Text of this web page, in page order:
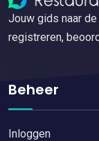
Jouw gids naar
registreren,
Beheer
Inloggen